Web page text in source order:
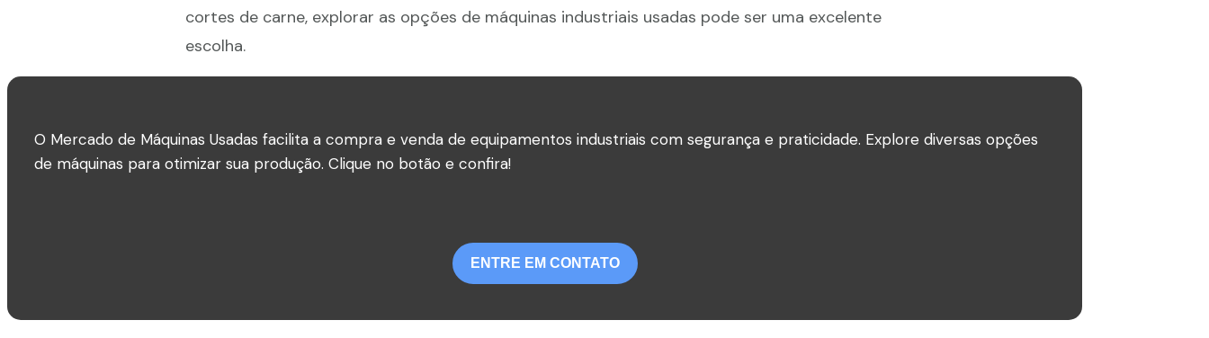
cortes de carne, explorar as opções de máquinas industriais usadas pode ser uma excelente
escolha.
O Mercado de Máquinas Usadas facilita a compra e venda de equipamentos industriais com segurança e praticidade. Explore diversas opções
de máquinas para otimizar sua produção. Clique no botão e confira!
ENTRE EM CONTATO